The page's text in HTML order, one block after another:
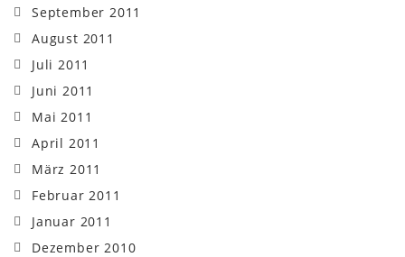
September 2011
August 2011
Juli 2011
Juni 2011
Mai 2011
April 2011
März 2011
Februar 2011
Januar 2011
Dezember 2010